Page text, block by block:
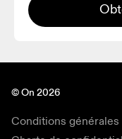
© On 2026
Conditions générales